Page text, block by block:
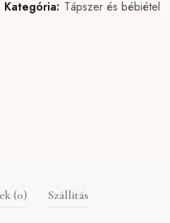
Kategória: Tápszer és bébiétel
(0) Szállítás